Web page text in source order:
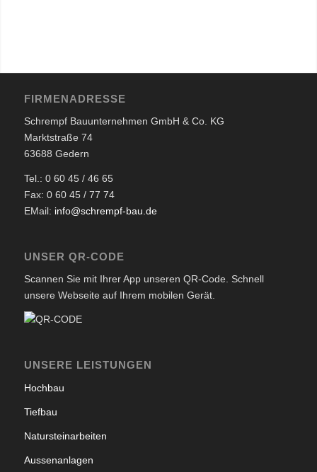
FIRMENADRESSE
Schrempf Bauunternehmen GmbH & Co. KG
Marktstraße 74
63688 Gedern
Tel.: 0 60 45 / 46 65
Fax: 0 60 45 / 77 74
EMail: info@schrempf-bau.de
UNSER QR-CODE
Scannen Sie mit Ihrer App unseren QR-Code. Schnell
unsere Webseite auf Ihrem mobilen Gerät.
UNSERE LEISTUNGEN
Hochbau
Tiefbau
Natursteinarbeiten
Aussenanlagen